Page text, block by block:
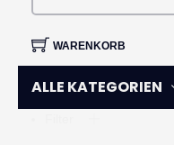
WARENKORB
ALLE KATEGORIEN